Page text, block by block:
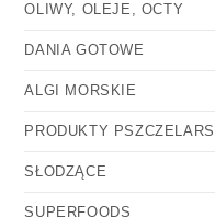
OLIWY, OLEJE, OCTY
DANIA GOTOWE
ALGI MORSKIE
PRODUKTY
SŁODZĄCE
SUPERFOODS